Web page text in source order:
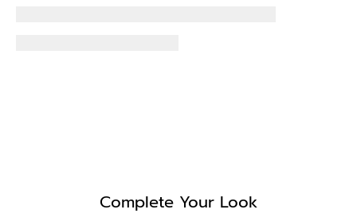
Complete Your Look